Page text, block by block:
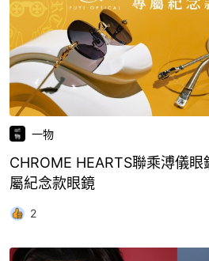
一物
CHROME HEARTS聯乘溥儀
屬紀念款眼鏡
2